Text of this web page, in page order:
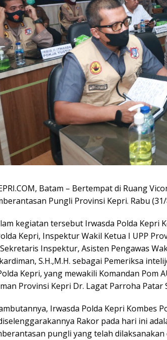
Batam – Bertempat di Ruang
Pungli Provinsi Kepri. Rabu
kegiatan tersebut Irwasda Polda Kepri
Kepri, Inspektur Wakil Ketua I UPP
Inspektur, Asisten Pengawas
S.H.,M.H. sebagai Pemeriksa
Kepri, yang mewakili Komandan Pom
Provinsi Kepri Dr. Lagat Parroha Patar
Irwasda Polda Kepri Kombes
Rakor pada hari ini
pungli yang telah dilaksanakan